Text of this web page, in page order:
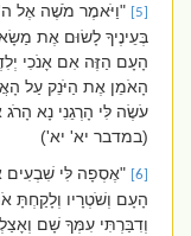
"וַיֹּאמֶר מֹשֶׁה אֶל ה'
בְּעֵינֶיךָ לָשׂוּם אֶת מַשָׂא
הָעָם הַזֶּה אִם אָנֹכִי
הָאֹמֵן אֶת הַיֹּנֵק עַל
עֹשֶׂה לִּי הָרְגֵנִי נָא הָרֹג
(במדבר יא' יא')
"אֶסְפָה לִּי שִׁבְעִים
הָעָם וְשֹׁטְרָיו וְלָקַחְתָּ
וְדִבַּרְתִּי עִמְּךָ שָׁם